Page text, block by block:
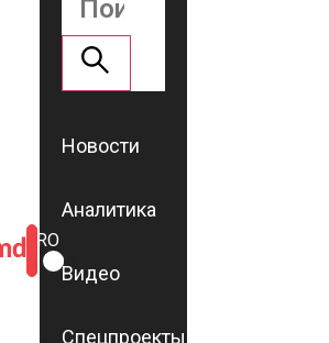
ROMÂNĂ
RU
Новости
Аналитика
Видео
Спецпроекты